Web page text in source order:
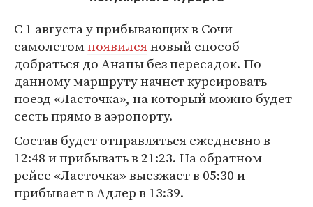
С 1 августа у прибывающих в Сочи
самолетомпоявилсяновый способ
добраться до Анапы без пересадок. По
данному маршруту начнет курсировать
поезд «Ласточка», на который можно будет
сесть прямо в аэропорту.
Состав будет отправляться ежедневно в
12:48 и прибывать в 21:23. На обратном
рейсе «Ласточка» выезжает в 05:30 и
прибывает в Адлер в 13:39.